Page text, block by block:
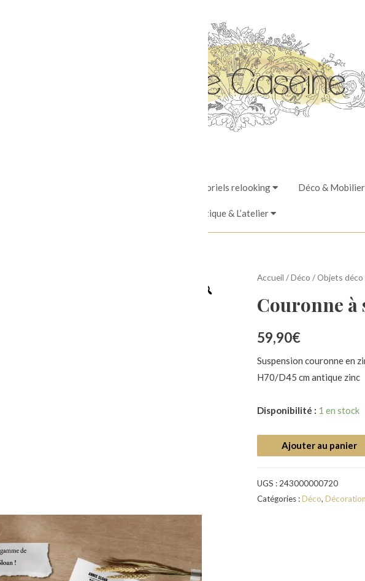
Stages, Ateliers & Tutoriels relooking Déco & Mobilier
La Boutique & L’atelier
Accueil /Déco /Objets déco
Couronne à
59,90€
Suspension couronne en
H70/D45 cm antique zinc
Disponibilité : 1 en stock
Ajouter au panier
UGS :243000000720
Catégories :Déco,